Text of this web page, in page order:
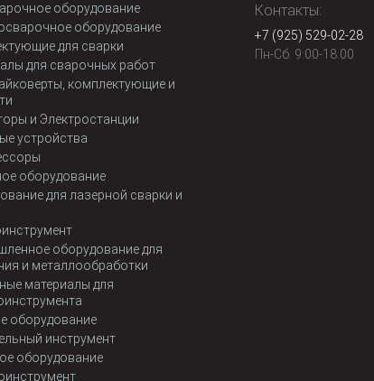
оборудование
оборудование
для сварки
для сварочных работ
комплектующие и
и Электростанции
устройства
оборудование
для лазерной сварки и
оборудование для
и металлообработки
материалы для
оборудование
инструмент
оборудование
Контакты:
+7 (925) 529-02-28
Пн-Сб: 9:00-18:00